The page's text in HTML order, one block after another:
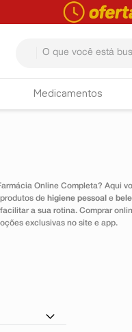
Medicamentos
Online Completa? Aqui
de higiene pessoal e
a sua rotina. Comprar
exclusivas no site e app.
TERMOS MAIS BUSCADOS
4º tadalafila
5º minoxidil